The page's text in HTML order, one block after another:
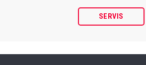
SERVIS